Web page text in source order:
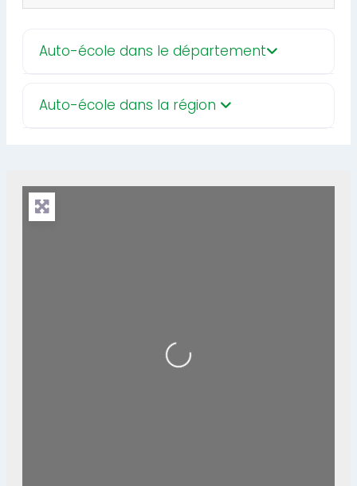
Auto-école dans le département
Auto-école dans la région
Loading...